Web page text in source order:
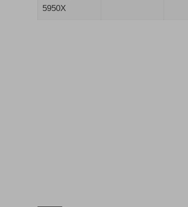
5950X